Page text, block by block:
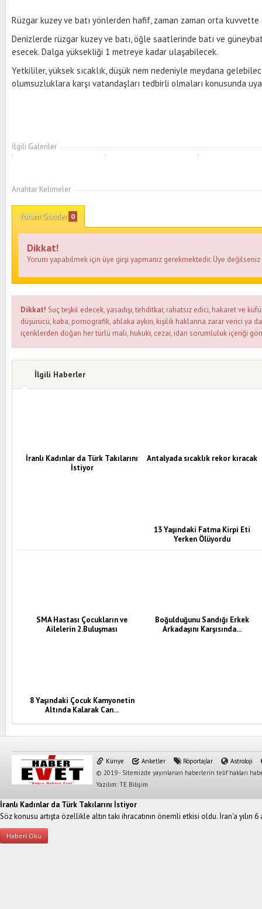
Rüzgar kuzey ve batı yönlerden hafif, zaman zaman orta
Denizlerde rüzgar kuzey ve batı, öğle saatlerinde batı ve
esecek. Dalga yüksekliği 1 metreye kadar ulaşabilecek.
Yetkililer, yüksek sıcaklık, düşük nem nedeniyle meydana
olumsuzluklara karşı vatandaşları tedbirli olmaları konusunda
İlgili Galeriler
Anahtar Kelimeler
Yorum Gönder 0
Dikkat!
Yorum yapabilmek için üye girşi yapmanız gerekmektedir. Üye
Dikkat! Suç teşkil edecek, yasadışı, tehditkar, rahatsız edici, hakaret ve
düşürücü, kaba, pornografik, ahlaka aykırı, kişilik haklarına zarar verici ya
içeriklerden doğan her türlü mali, hukuki, cezai, idari sorumluluk içeriği
İlgili Haberler
İranlı Kadınlar da Türk Takılarını
İstiyor
Antalyada sıcaklık rekor kıracak
13 Yaşındaki Fatma Kirpi Eti
Yerken Ölüyordu
SMA Hastası Çocukların ve
Ailelerin 2.Buluşması
Boğulduğunu Sandığı Erkek
Arkadaşını Karşısında...
8 Yaşındaki Çocuk Kamyonetin
Altında Kalarak Can...
Künye Anketler Röportajlar
Astroloji
© 2019 - Sitemizde yayınlanan haberlerin telif hakları
Yazılım: TE Bilişim
İranlı Kadınlar da Türk Takılarını İstiyor
Söz konusu artışta özellikle altın takı ihracatının önemli etkisi oldu. İran'a yılın 6
Haberi Oku